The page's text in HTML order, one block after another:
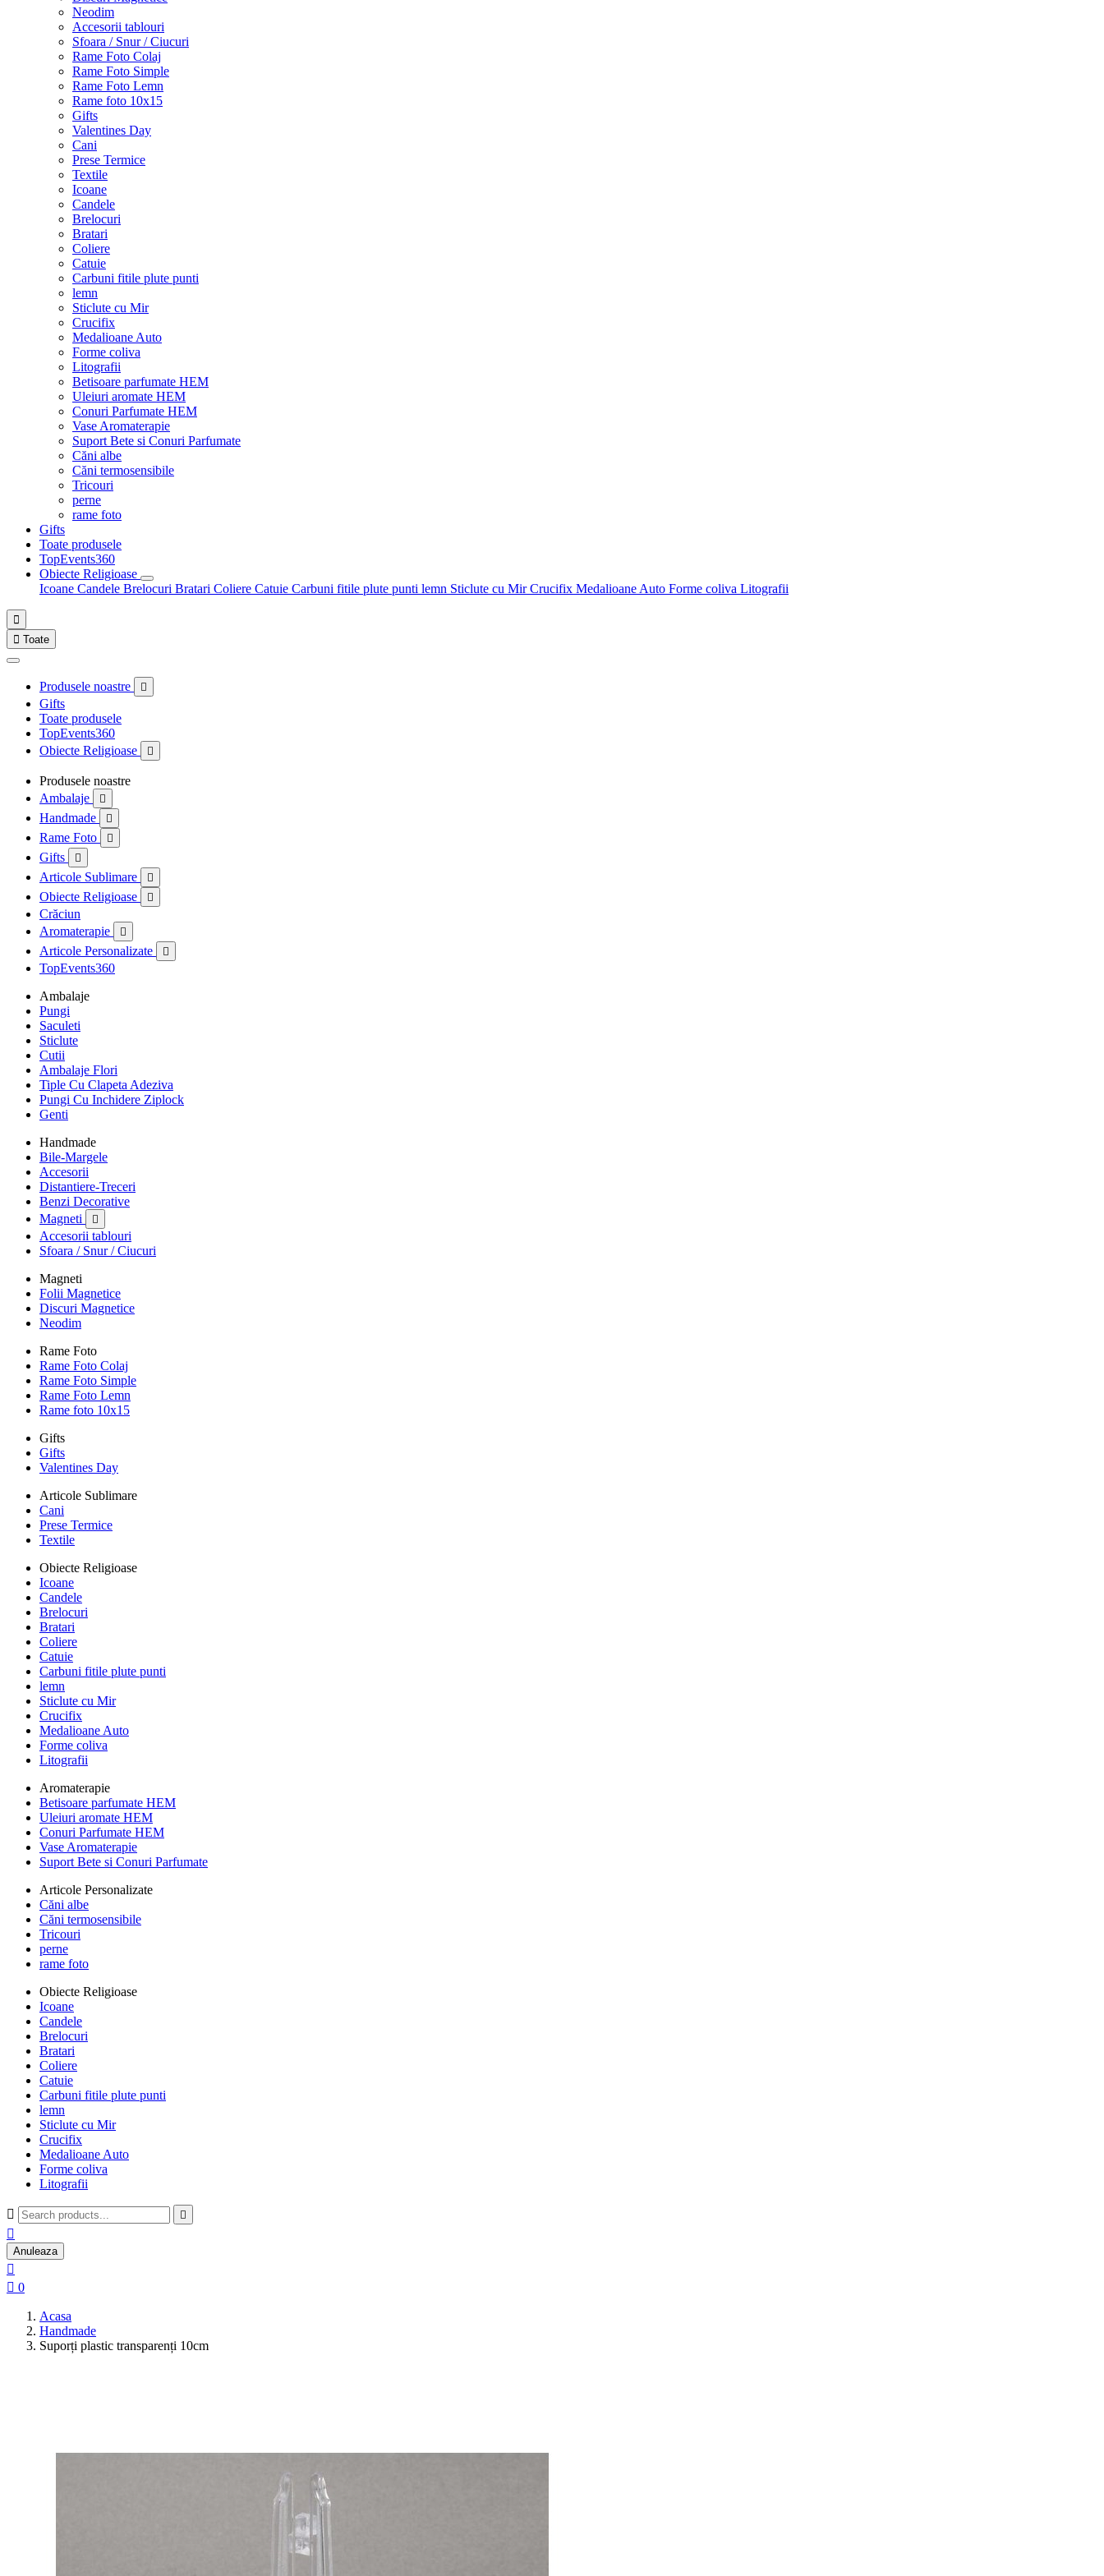
Neodim
Accesorii tablouri
Sfoara / Snur / Ciucuri
Rame Foto Colaj
Rame Foto Simple
Rame Foto Lemn
Rame foto 10x15
Gifts
Valentines Day
Cani
Prese Termice
Textile
Icoane
Candele
Brelocuri
Bratari
Coliere
Catuie
Carbuni fitile plute punti
lemn
Sticlute cu Mir
Crucifix
Medalioane Auto
Forme coliva
Litografii
Betisoare parfumate HEM
Uleiuri aromate HEM
Conuri Parfumate HEM
Vase Aromaterapie
Suport Bete si Conuri Parfumate
Căni albe
Căni termosensibile
Tricouri
perne
rame foto
Gifts
Toate produsele
TopEvents360
Obiecte Religioase
Icoane Candele Brelocuri Bratari Coliere Catuie Carbuni fitile plute punti lemn Sticlute cu MirCrucifix Medalioane Auto Forme coliva Litografii

 Toate
Produsele noastre 
Gifts
Toate produsele
TopEvents360
Obiecte Religioase

Produsele noastre
Ambalaje

Handmade 
Rame Foto 
Gifts 
Articole Sublimare 
Obiecte Religioase 
Crăciun
Aromaterapie

Articole Personalizate 
TopEvents360
Ambalaje
Pungi
Saculeti
Sticlute
Cutii
Ambalaje Flori
Tiple Cu Clapeta Adeziva
Pungi Cu Inchidere Ziplock
Genti
Handmade
Bile-Margele
Accesorii
Distantiere-Treceri
Benzi Decorative
Magneti

Accesorii tablouri
Sfoara / Snur / Ciucuri
Magneti
Folii Magnetice
Discuri Magnetice
Neodim
Rame Foto
Rame Foto Colaj
Rame Foto Simple
Rame Foto Lemn
Rame foto 10x15
Gifts
Gifts
Valentines Day
Articole Sublimare
Cani
Prese Termice
Textile
Obiecte Religioase
Icoane
Candele
Brelocuri
Bratari
Coliere
Catuie
Carbuni fitile plute punti
lemn
Sticlute cu Mir
Crucifix
Medalioane Auto
Forme coliva
Litografii
Aromaterapie
Betisoare parfumate HEM
Uleiuri aromate HEM
Conuri Parfumate HEM
Vase Aromaterapie
Suport Bete si Conuri Parfumate
Articole Personalizate
Căni albe
Căni termosensibile
Tricouri
perne
rame foto
Obiecte Religioase
Icoane
Candele
Brelocuri
Bratari
Coliere
Catuie
Carbuni fitile plute punti
lemn
Sticlute cu Mir
Crucifix
Medalioane Auto
Forme coliva
Litografii
 

Anuleaza

 0
Acasa
Handmade
Suporți plastic transparenți 10cm